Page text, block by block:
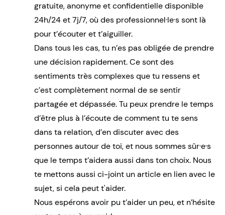
gratuite, anonyme et confidentielle disponible
24h/24 et 7j/7, où des professionnel·le·s sont là
pour t’écouter et t’aiguiller.
Dans tous les cas, tu n’es pas obligée de prendre
une décision rapidement. Ce sont des
sentiments très complexes que tu ressens et
c’est complètement normal de se sentir
partagée et dépassée. Tu peux prendre le temps
d’être plus à l’écoute de comment tu te sens
dans ta relation, d’en discuter avec des
personnes autour de toi, et nous sommes sûr·e·s
que le temps t’aidera aussi dans ton choix. Nous
te mettons aussi ci-joint un article en lien avec le
sujet, si cela peut t'aider.
Nous espérons avoir pu t’aider un peu, et n’hésite